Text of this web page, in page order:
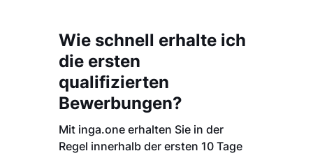
Wie schnell erhalte ich
die ersten
qualifizierten
Bewerbungen?
Mit inga.one erhalten Sie in der
Regel innerhalb der ersten 10 Tage